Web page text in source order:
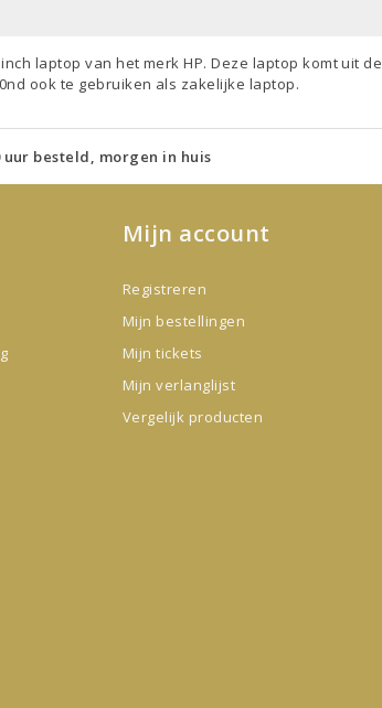
inch laptop van het merkHP. Deze laptop komt uit de
ook te gebruiken als zakelijke laptop.
uur besteld, morgen in huis
Mijn account
Registreren
Mijn bestellingen
Mijn tickets
Mijn verlanglijst
Vergelijk producten